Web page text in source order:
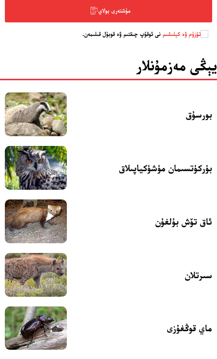
مۇشتەرى بولاي
تۈزۈم ۋە كېلىشىم نى ئوقۇپ چىقتىم ۋە قوبۇل قىلىمەن.
يېڭى مەزمۇنلار
بورسۇق
بۈركۈتسىمان مۈشۈكياپىلاق
ئاق تۆش بۇلغۇن
سىرتلان
ماي قوڭغۇزى